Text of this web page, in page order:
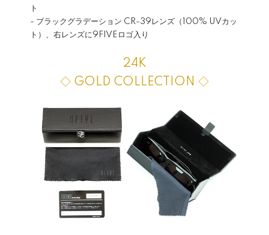
ト
- ブラックグラデーション CR-39レンズ（100% UVカッ
ト）、右レンズに9FIVEロゴ入り
24K
◇ GOLD COLLECTION ◇